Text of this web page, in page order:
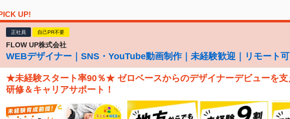
UP!
正社員 自己PR不要
FLOW UP株式会社
WEBデザイナー｜SNS・YouTube動画制作｜未経験歓迎｜リモート
★未経験スタート率90％★ ゼロベースからのデザイナーデビューを支
研修＆キャリアサポート！